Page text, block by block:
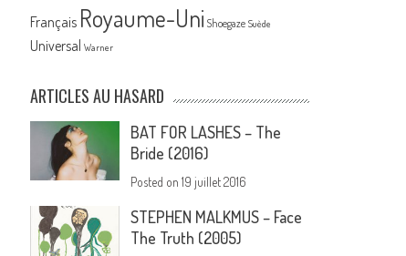
Français Royaume-Uni Shoegaze Suède
Universal Warner
ARTICLES AU HASARD
BAT FOR LASHES – The
Bride (2016)
Posted on19 juillet 2016
STEPHEN MALKMUS – Face
The Truth (2005)